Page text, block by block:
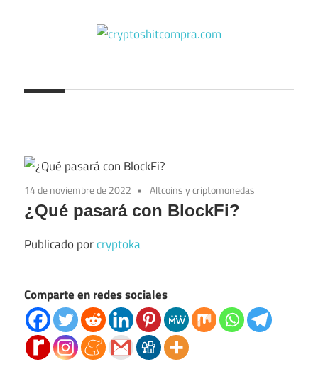
14 de noviembre de 2022 Altcoins y criptomonedas
¿Qué pasará con BlockFi?
Publicado porcryptoka
Comparte en redes sociales